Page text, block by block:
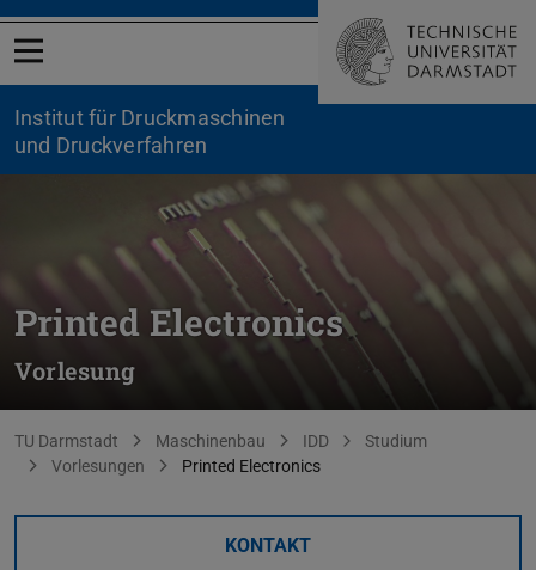
Menü öffnen
Institut für Druckmaschinen
und Druckverfahren
Printed Electronics
Vorlesung
Sie befinden sich hier:
TU Darmstadt Maschinenbau IDD
Studium
Vorlesungen
Printed Electronics
KONTAKT